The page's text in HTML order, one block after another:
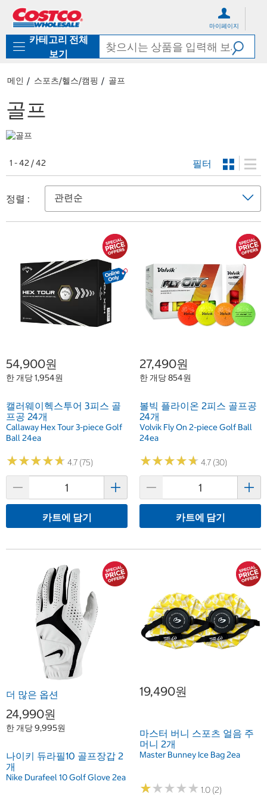
로
기
가
마이페이지
카테고리 전체
보기
메인 스포츠/헬스/캠핑 골프
골프
1 - 42 / 42 필터
정렬 :
54,900원
한 개당 1,954원
캘러웨이헥스투어 3피스 골
프공 24개
Callaway Hex Tour 3-piece Golf
Ball 24ea
★★★★★
★★★★★ 4.7 (75)
카트에 담기
27,490원
한 개당 854원
볼빅 플라이온 2피스 골프공
24개
Volvik Fly On 2-piece Golf Ball
24ea
★★★★★
★★★★★ 4.7 (30)
카트에 담기
더 많은 옵션
24,990원
한 개당 9,995원
나이키 듀라필10 골프장갑 2
개
Nike Durafeel 10 Golf Glove 2ea
19,490원
마스터 버니 스포츠 얼음 주
머니 2개
Master Bunney Ice Bag 2ea
★★★★★
★★★★★ 1.0 (2)